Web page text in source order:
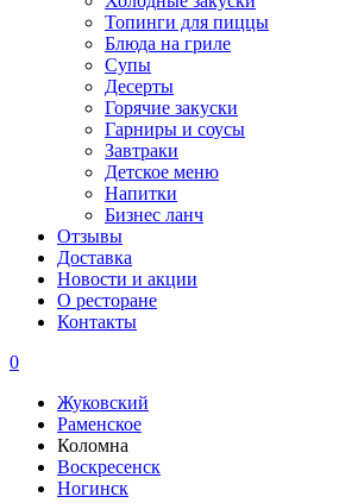
Топинги для пиццы
Блюда на гриле
Супы
Десерты
Горячие закуски
Гарниры и соусы
Завтраки
Детское меню
Напитки
Бизнес ланч
Отзывы
Доставка
Новости и акции
О ресторане
Контакты
0
Жуковский
Раменское
Коломна
Воскресенск
Ногинск